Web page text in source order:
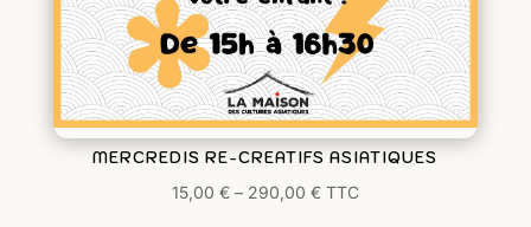
MERCREDIS RE-CREATIFS ASIATIQUES
15,00 €– 290,00 € TTC